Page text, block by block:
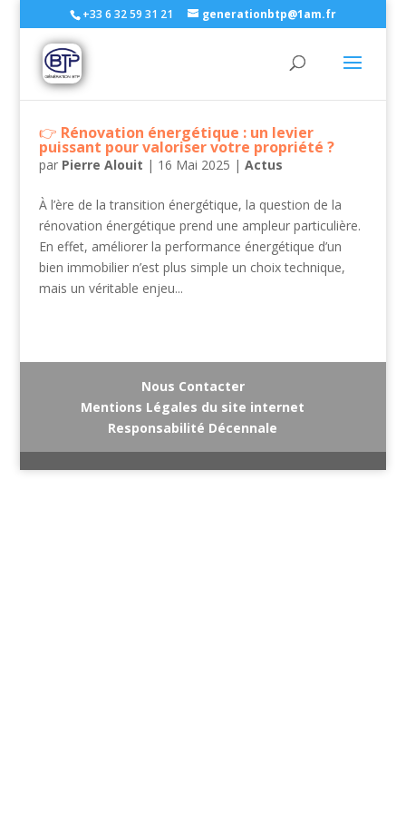
+33 6 32 59 31 21 generationbtp@1am.fr
Rénovation énergétique : un levier
puissant pour valoriser votre propriété ?
par Pierre Alouit | 16 Mai 2025 | Actus
À l’ère de la transition énergétique, la question de la
rénovation énergétique prend une ampleur particulière.
En effet, améliorer la performance énergétique d’un
bien immobilier n’est plus simple un choix technique,
mais un véritable enjeu...
Nous Contacter
Mentions Légales du site internet
Responsabilité Décennale